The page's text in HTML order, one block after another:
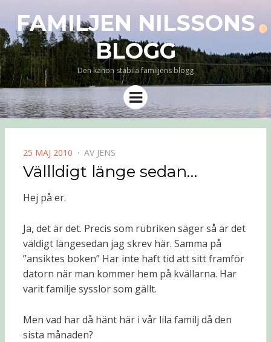
FAMILJEN NILSSONS
BLOGG
Den kanon stabila familjens blogg
Meny
PUBLICERAD
DEN
25 MAJ 2010 AV JENS
Vällldigt länge sedan…
Hej på er.
Ja, det är det. Precis som rubriken säger så är det
väldigt längesedan jag skrev här. Samma på
”ansiktes boken” Har inte haft tid att sitt framför
datorn när man kommer hem på kvällarna. Har
varit familje sysslor som gällt.
Men vad har då hänt här i vår lila familj då den
sista månaden?